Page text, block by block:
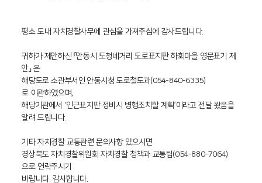
평소 도내 자치경찰사무에 관심을 가져주심에 감사드립니다.
귀하가 제안하신 『안동시 도청네거리 도로표지판 하회마을 영문표기 제
안』 은
해당도로 소관부서인 안동시청 도로철도과(054-840-6335)
로 이관하였으며,
해당기관에서 ‘인근표지판 정비시 병행조치할 계획’이라고 전달 왔음을
알려 드립니다.
기타 자치경찰 교통관련 문의사항 있으시면
경상북도 자치경찰위원회 자치경찰 청책과 교통팀(054-880-7064)
으로 연락주시기
바랍니다. 감사합니다.